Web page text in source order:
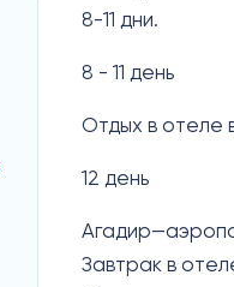
8-11 дни.
8 - 11 день
Отдых в отеле
12 день
Завтрак в